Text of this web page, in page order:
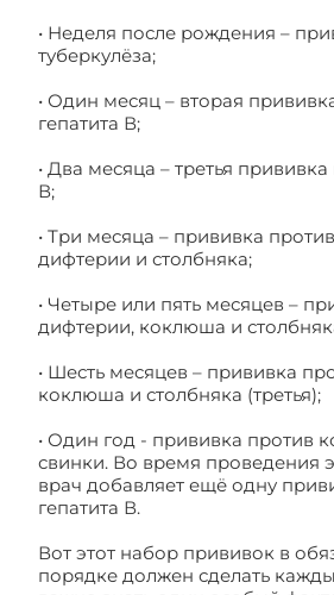
• Неделя после рождения –
туберкулёза;
• Один месяц – вторая
гепатита В;
• Два месяца – третья
В;
• Три месяца – прививка
дифтерии и столбняка;
• Четыре или пять месяцев –
дифтерии, коклюша и
• Шесть месяцев – прививка
коклюша и столбняка (третья);
• Один год - прививка против
свинки. Во время проведения
врач добавляет ещё одну
гепатита В.
Вот этот набор прививок в
порядке должен сделать